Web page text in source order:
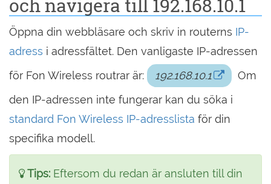
och navigera till 192.168.10.1
Öppna din webbläsare och skriv in routerns IP-
adress i adressfältet. Den vanligaste IP-adressen
för Fon Wireless routrar är:
192.168.10.1
Om
den IP-adressen inte fungerar kan du söka i
standard Fon Wireless IP-adresslista för din
specifika modell.
Tips: Eftersom du redan är ansluten till din